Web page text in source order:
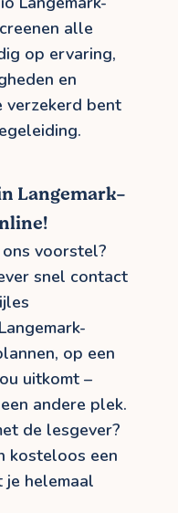
alle
op ervaring,
en
verzekerd bent
Langemark-
voorstel?
snel contact
op een
uitkomt –
andere plek.
de lesgever?
kosteloos een
helemaal